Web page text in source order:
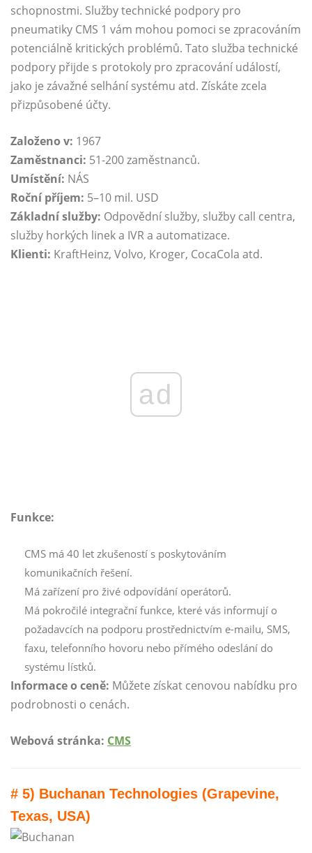
schopnostmi. Služby technické podpory pro
pneumatiky CMS 1 vám mohou pomoci se zpracováním
potenciálně kritických problémů. Tato služba technické
podpory přijde s protokoly pro zpracování událostí,
jako je závažné selhání systému atd. Získáte zcela
přizpůsobené účty.
Založeno v: 1967
Zaměstnanci: 51-200 zaměstnanců.
Umístění: NÁS
Roční příjem: 5–10 mil. USD
Základní služby: Odpovědní služby, služby call centra,
služby horkých linek a IVR a automatizace.
Klienti: KraftHeinz, Volvo, Kroger, CocaCola atd.
ad
Funkce:
CMS má 40 let zkušeností s poskytováním
komunikačních řešení.
Má zařízení pro živé odpovídání operátorů.
Má pokročilé integrační funkce, které vás informují o
požadavcích na podporu prostřednictvím e-mailu, SMS,
faxu, telefonního hovoru nebo přímého odeslání do
systému lístků.
Informace o ceně: Můžete získat cenovou nabídku pro
podrobnosti o cenách.
Webová stránka: CMS
# 5) Buchanan Technologies (Grapevine,
Texas, USA)